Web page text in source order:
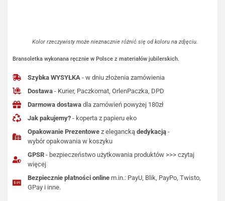
Kolor rzeczywisty może nieznacznie różnić się od koloru na zdjęciu.
Bransoletka wykonana ręcznie w Polsce z materiałów jubilerskich.
Szybka WYSYŁKA - w dniu złożenia zamówienia
Dostawa - Kurier, Paczkomat, OrlenPaczka, DPD
Darmowa dostawa dla zamówień powyżej 180zł
Jak pakujemy? - koperta z papieru eko
Opakowanie Prezentowe z eleganckądedykacją -
wybór opakowania w koszyku
GPSR - bezpieczeństwo użytkowania produktów >>> czytaj
więcej
Bezpiecznie płatności online m.in.: PayU, Blik, PayPo, Twisto,
GPay i inne.